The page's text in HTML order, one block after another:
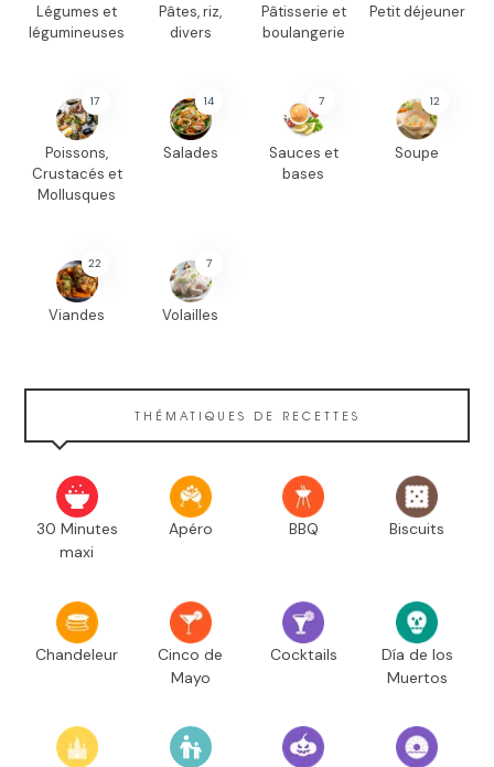
Légumes et
légumineuses
Pâtes, riz,
divers
Pâtisserie et
boulangerie
Petit déjeuner
17
Poissons,
Crustacés et
Mollusques
14
Salades
7
Sauces et
bases
12
Soupe
22
Viandes
7
Volailles
THÉMATIQUES DE RECETTES
30 Minutes
maxi
Apéro BBQ Biscuits
Chandeleur
Cinco de
Mayo
Cocktails
Día de los
Muertos